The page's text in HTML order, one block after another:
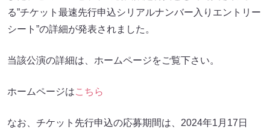
る”チケット最速先行申込シリアルナンバー入りエントリー
シート”の詳細が発表されました。
当該公演の詳細は、ホームページをご覧下さい。
ホームページはこちら
なお、チケット先行申込の応募期間は、2024年1月17日